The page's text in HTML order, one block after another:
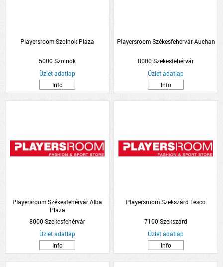
Playersroom Szolnok Plaza
5000 Szolnok
Üzlet adatlap
Info
Playersroom Székesfehérvár Auchan
8000 Székesfehérvár
Üzlet adatlap
Info
Playersroom Székesfehérvár Alba
Plaza
8000 Székesfehérvár
Üzlet adatlap
Info
Playersroom Szekszárd Tesco
7100 Szekszárd
Üzlet adatlap
Info